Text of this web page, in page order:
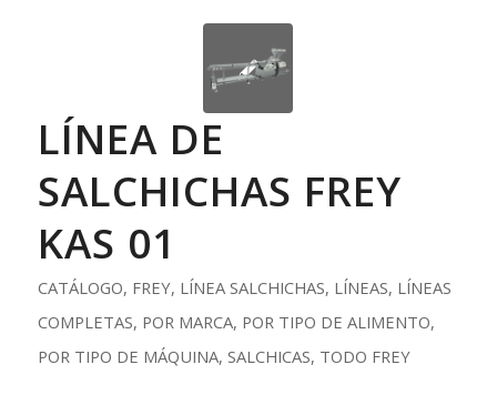
LÍNEA DE
SALCHICHAS FREY
KAS 01
CATÁLOGO, FREY, LÍNEA SALCHICHAS, LÍNEAS, LÍNEAS
COMPLETAS, POR MARCA, POR TIPO DE ALIMENTO,
POR TIPO DE MÁQUINA, SALCHICAS, TODO FREY